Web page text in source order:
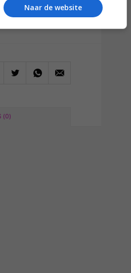
(0)
Naar de website